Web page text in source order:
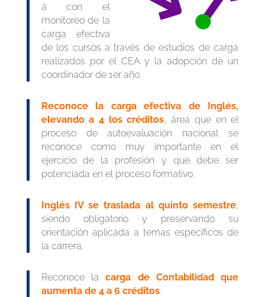
á con el
monitoreo de la
carga efectiva
de los cursos a través de estudios de carga
realizados por el CEA y la adopción de un
coordinador de 1er año.
Reconoce la carga efectiva de Inglés,
elevando a 4 los créditos , área que en el
proceso de autoevaluación nacional se
reconoce como muy importante en el
ejercicio de la profesión y que debe ser
potenciada en el proceso formativo.
Inglés IV se traslada al quinto semestre
siendo obligatorio y preservando su
orientación aplicada a temas específicos de
la carrera.
Reconoce lacarga de Contabilidad que
aumenta de 4 a 6 créditos.